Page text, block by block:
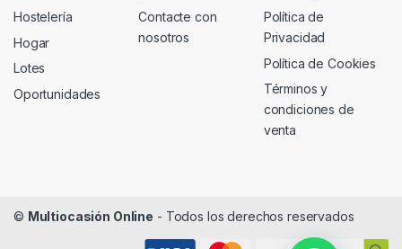
Hostelería
Hogar
Lotes
Oportunidades
Contacte con
nosotros
Política de
Privacidad
Política de Cookies
Términos y
condiciones de
venta
© Multiocasión Online - Todos los derechos reservados